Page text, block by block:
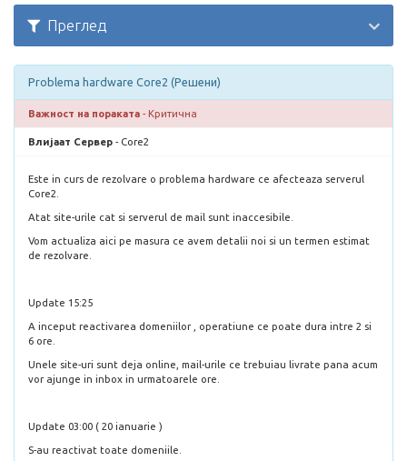
Преглед
Problema hardware Core2 (Решени)
Важност на пораката - Критична
Влијаат Сервер - Core2
Este in curs de rezolvare o problema hardware ce afecteaza serverul
Core2.
Atat site-urile cat si serverul de mail sunt inaccesibile.
Vom actualiza aici pe masura ce avem detalii noi si un termen estimat
de rezolvare.
Update 15:25
A inceput reactivarea domeniilor , operatiune ce poate dura intre 2 si
6 ore.
Unele site-uri sunt deja online, mail-urile ce trebuiau livrate pana acum
vor ajunge in inbox in urmatoarele ore.
Update 03:00 ( 20 ianuarie )
S-au reactivat toate domeniile.